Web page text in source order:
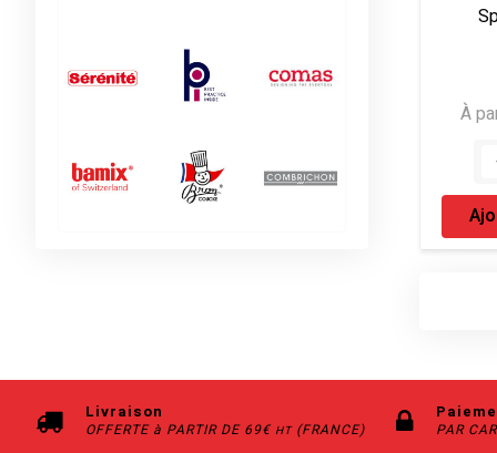
À
Livraison
OFFERTE à PARTIR DE 69€ HT(FRANCE) PAR